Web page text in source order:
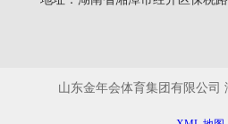
山东金年会体育集团有限公司